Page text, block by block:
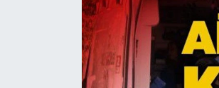
BİLİM VE TEKNOLOJİ